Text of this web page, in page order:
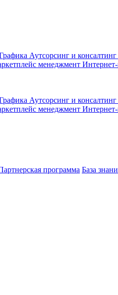
Аутсорсинг и консалтинг
менеджмент
Аутсорсинг и консалтинг
менеджмент
программа База